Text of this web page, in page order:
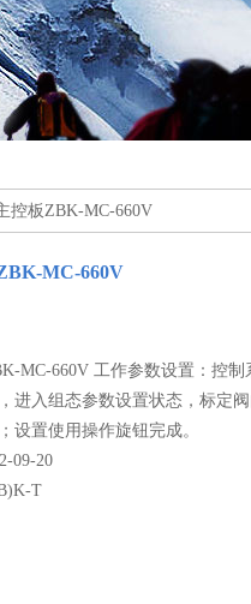
控板ZBK-MC-660V
MC-660V
MC-660V 工作参数设置：控
进入组态参数设置状态，标定
设置使用操作旋钮完成。
09-20
T